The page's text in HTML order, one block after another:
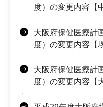
度）の変更内容【
大阪府保健医療計
度）の変更内容【
大阪府保健医療計
度）の変更内容【